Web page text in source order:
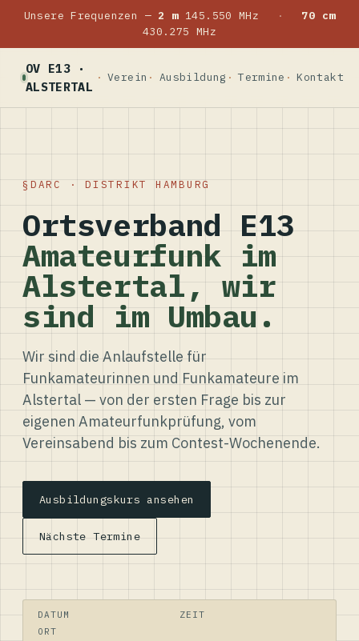
Unsere Frequenzen — 2 m145.550 MHz ·
70 cm
430.275 MHz
OV E13 ·
ALSTERTAL
Verein Ausbildung Termine Kontakt
DARC · DISTRIKT HAMBURG
Ortsverband E13
Amateurfunk im
Alstertal, wir
sind im Umbau.
Wir sind die Anlaufstelle für
Funkamateurinnen und Funkamateure im
Alstertal — von der ersten Frage bis zur
eigenen Amateurfunkprüfung, vom
Vereinsabend bis zum Contest-Wochenende.
Ausbildungskurs ansehen
Nächste Termine
DATUM
ZEIT
ORT